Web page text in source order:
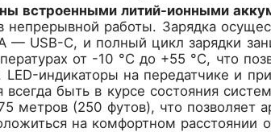
встроенными литий-ионными
непрерывной работы. Зарядка
— USB-C, и полный цикл зарядки
от -10 °C до +55 °C, что
LED-индикаторы на передатчике и
всегда быть в курсе состояния
метров (250 футов), что позволяет
на комфортном расстоянии